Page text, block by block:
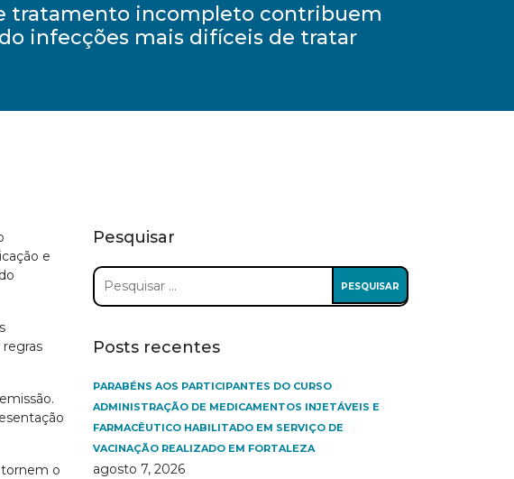
tratamento incompleto contribuem
infecções mais difíceis de tratar
e
o
Pesquisar
Pesquisar
por:
Posts recentes
PARABÉNS AOS PARTICIPANTES DO CURSO
ADMINISTRAÇÃO DE MEDICAMENTOS INJETÁVEIS E
FARMACÊUTICO HABILITADO EM SERVIÇO DE
VACINAÇÃO REALIZADO EM FORTALEZA
agosto 7, 2026